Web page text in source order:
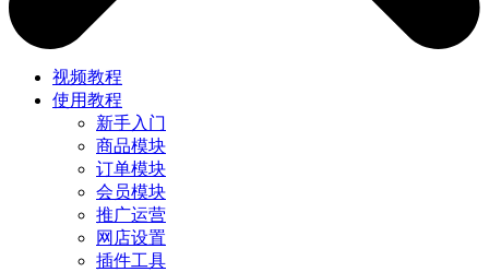
视频教程
使用教程
新手入门
商品模块
订单模块
会员模块
推广运营
网店设置
插件工具